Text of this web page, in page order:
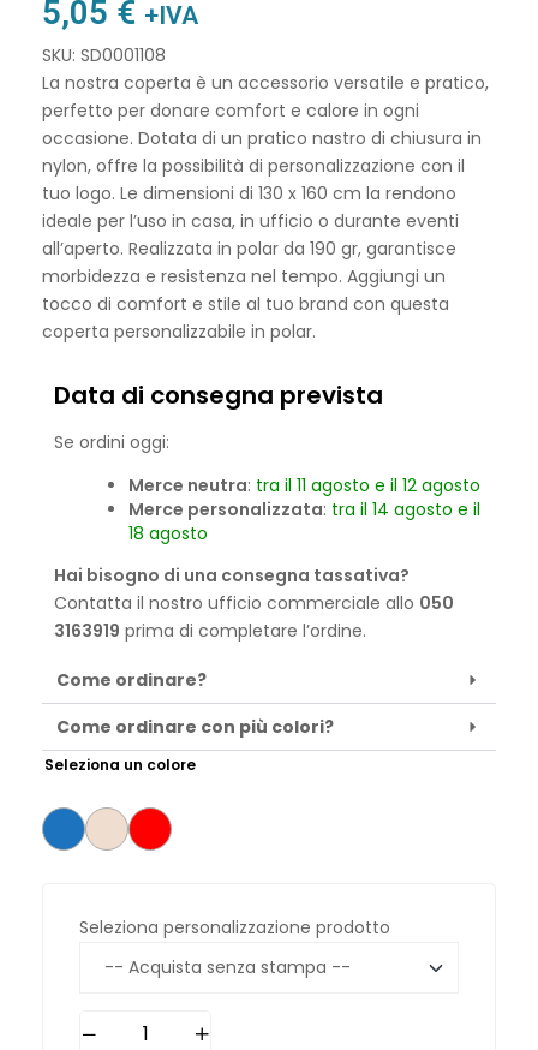
5,05 € +IVA
SKU: SD0001108
La nostra coperta è un accessorio versatile e pratico,
perfetto per donare comfort e calore in ogni
occasione. Dotata di un pratico nastro di chiusura in
nylon, offre la possibilità di personalizzazione con il
tuo logo. Le dimensioni di 130 x 160 cm la rendono
ideale per l’uso in casa, in ufficio o durante eventi
all’aperto. Realizzata in polar da 190 gr, garantisce
morbidezza e resistenza nel tempo. Aggiungi un
tocco di comfort e stile al tuo brand con questa
coperta personalizzabile in polar.
Data di consegna prevista
Se ordini oggi:
Merce neutra: tra il 11 agosto e il 12 agosto
Merce personalizzata: tra il 14 agosto e il
18 agosto
Hai bisogno di una consegna tassativa?
Contatta il nostro ufficio commerciale allo 050
3163919 prima di completare l’ordine.
Come ordinare?
Come ordinare con più colori?
Seleziona un colore
Seleziona personalizzazione prodotto